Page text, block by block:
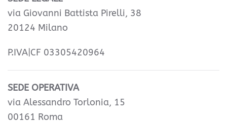
via Giovanni Battista Pirelli, 38
20124 Milano
P.IVA|CF 03305420964
SEDE OPERATIVA
via Alessandro Torlonia, 15
00161 Roma